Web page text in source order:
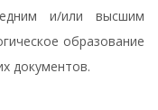
и/или высшим
образование
документов.